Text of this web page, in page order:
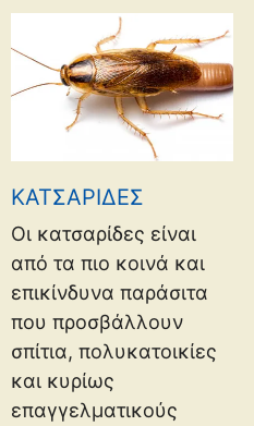
ΚΑΤΣΑΡΙΔΕΣ
Οι κατσαρίδες είναι
από τα πιο κοινά και
επικίνδυνα παράσιτα
που προσβάλλουν
σπίτια, πολυκατοικίες
και κυρίως
επαγγελματικούς